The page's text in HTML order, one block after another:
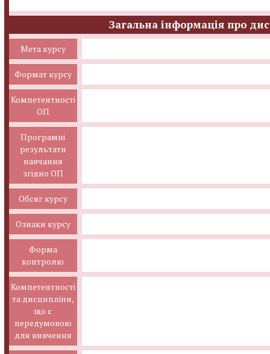
Загальна інформація про
Мета курсу
Формат курсу
Компетентності
ОП
Програмні
результати
навчання
згідно ОП
Обсяг курсу
Ознаки курсу
Форма
контролю
Компетентності
та дисципліни,
що є
передумовою
для вивчення